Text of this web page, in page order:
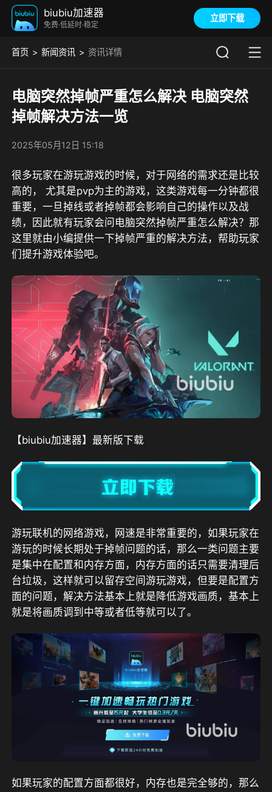
biubiu加速器
免费·低延时·稳定
立即下载
首页 新闻资讯 资讯详情
电脑突然掉帧严重怎么解决 电脑突然
掉帧解决方法一览
2025年05月12日 15:18
很多玩家在游玩游戏的时候，对于网络的需求还是比较
高的， 尤其是pvp为主的游戏，这类游戏每一分钟都很
重要，一旦掉线或者掉帧都会影响自己的操作以及战
绩，因此就有玩家会问电脑突然掉帧严重怎么解决？那
这里就由小编提供一下掉帧严重的解决方法，帮助玩家
们提升游戏体验吧。
【biubiu加速器】最新版下载
游玩联机的网络游戏，网速是非常重要的，如果玩家在
游玩的时候长期处于掉帧问题的话，那么一类问题主要
是集中在配置和内存方面，内存方面的话只需要清理后
台垃圾，这样就可以留存空间游玩游戏，但要是配置方
面的问题，解决方法基本上就是降低游戏画质，基本上
就是将画质调到中等或者低等就可以了。
如果玩家的配置方面都很好，内存也是完全够的，那么